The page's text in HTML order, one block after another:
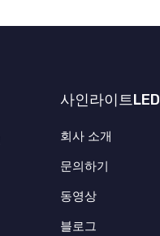
사인라이트LED
회사 소개
문의하기
동영상
블로그